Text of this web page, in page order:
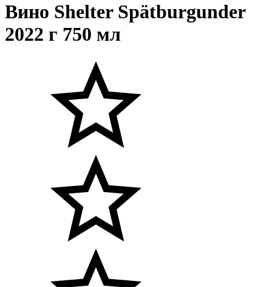
Вино Shelter Spätburgunder
2022 г 750 мл